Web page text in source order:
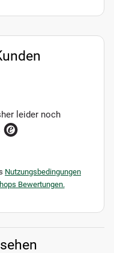
leider noch
Nutzungsbedingungen
Bewertungen.